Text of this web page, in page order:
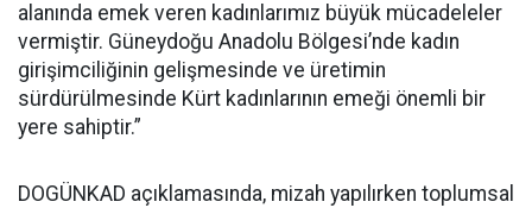
alanında emek veren kadınlarımız büyük mücadeleler
vermiştir. Güneydoğu Anadolu Bölgesi’nde kadın
girişimciliğinin gelişmesinde ve üretimin
sürdürülmesinde Kürt kadınlarının emeği önemli bir
yere sahiptir.”
DOGÜNKAD açıklamasında, mizah yapılırken toplumsal